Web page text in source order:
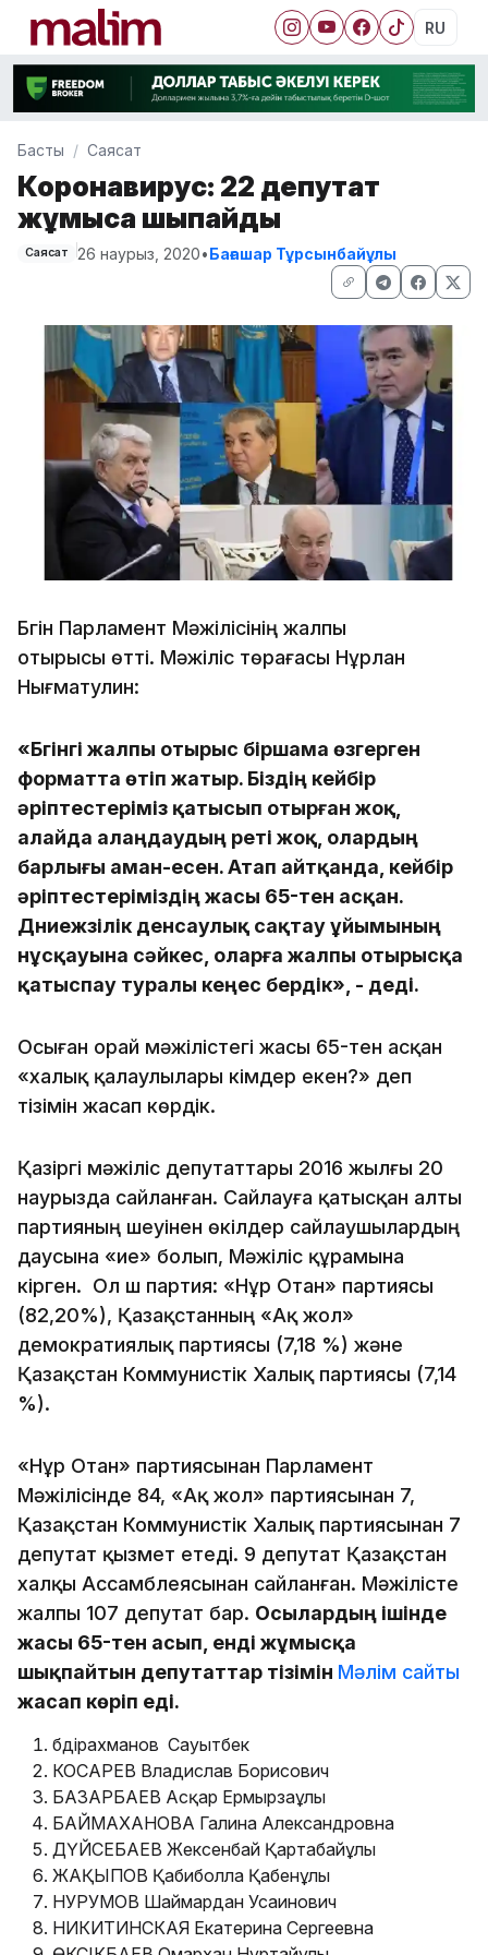
RU
Басты Саясат
Коронавирус: 22 депутат
жұмысқа шықпайды
Саясат 26 наурыз, 2020•Бағашар Тұрсынбайұлы
Бүгін Парламент Мәжілісінің жалпы
отырысы өтті. Мәжіліс төрағасы Нұрлан
Нығматулин:
«Бүгінгі жалпы отырыс біршама өзгерген
форматта өтіп жатыр. Біздің кейбір
әріптестеріміз қатысып отырған жоқ,
алайда алаңдаудың реті жоқ, олардың
барлығы аман-есен. Атап айтқанда, кейбір
әріптестеріміздің жасы 65-тен асқан.
Дүниежүзілік денсаулық сақтау ұйымының
нұсқауына сәйкес, оларға жалпы отырысқа
қатыспау туралы кеңес бердік», - деді.
Осыған орай мәжілістегі жасы 65-тен асқан
«халық қалаулылары кімдер екен?» деп
тізімін жасап көрдік.
Қазіргі мәжіліс депутаттары 2016 жылғы 20
наурызда сайланған. Сайлауға қатысқан алты
партияның үшеуінен өкілдер сайлаушылардың
даусына «ие» болып, Мәжіліс құрамына
кірген. Ол үш партия: «Нұр Отан» партиясы
(82,20%), Қазақстанның «Ақ жол»
демократиялық партиясы (7,18 %) және
Қазақстан Коммунистік Халық партиясы (7,14
%).
«Нұр Отан» партиясынан Парламент
Мәжілісінде 84, «Ақ жол» партиясынан 7,
Қазақстан Коммунистік Халық партиясынан 7
депутат қызмет етеді. 9 депутат Қазақстан
халқы Ассамблеясынан сайланған. Мәжілісте
жалпы 107 депутат бар. Осылардың ішінде
жасы 65-тен асып, енді жұмысқа
шықпайтын депутаттар тізімін Мәлім сайты
жасап көріп еді.
Әбдірахманов Сауытбек
КОСАРЕВ Владислав Борисович
БАЗАРБАЕВ Асқар Ермырзаұлы
БАЙМАХАНОВА Галина Александровна
ДҮЙСЕБАЕВ Жексенбай Қартабайұлы
ЖАҚЫПОВ Қабиболла Қабенұлы
НУРУМОВ Шаймардан Усаинович
НИКИТИНСКАЯ Екатерина Сергеевна